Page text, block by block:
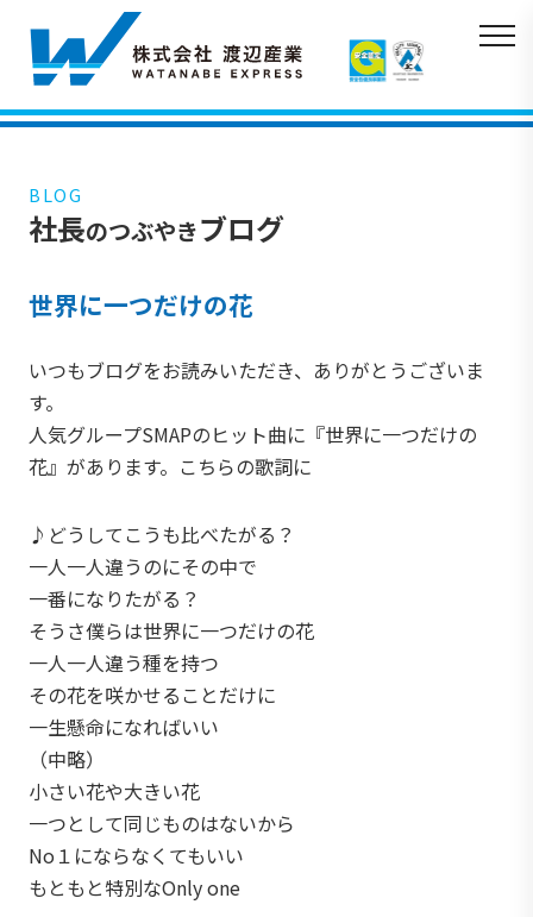
BLOG
社長のつぶやきブログ
世界に一つだけの花
いつもブログをお読みいただき、ありがとうございま
す。
人気グループSMAPのヒット曲に『世界に一つだけの
花』があります。こちらの歌詞に
♪どうしてこうも比べたがる？
一人一人違うのにその中で
一番になりたがる？
そうさ僕らは世界に一つだけの花
一人一人違う種を持つ
その花を咲かせることだけに
一生懸命になればいい
（中略）
小さい花や大きい花
一つとして同じものはないから
No１にならなくてもいい
もともと特別なOnly one